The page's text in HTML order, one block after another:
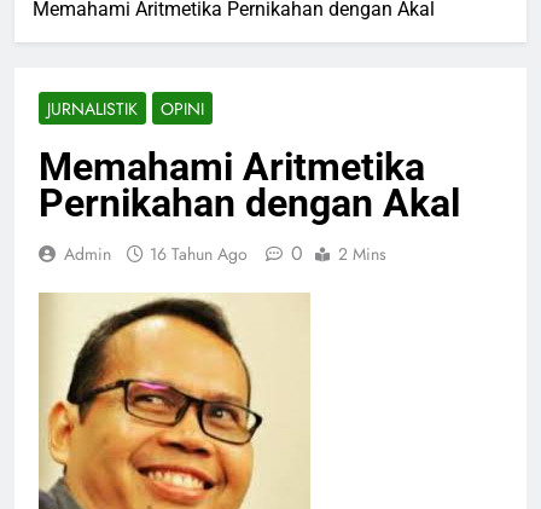
Memahami Aritmetika Pernikahan dengan Akal
JURNALISTIK OPINI
Memahami Aritmetika
Pernikahan dengan Akal
Admin 16 Tahun Ago 0 2 Mins